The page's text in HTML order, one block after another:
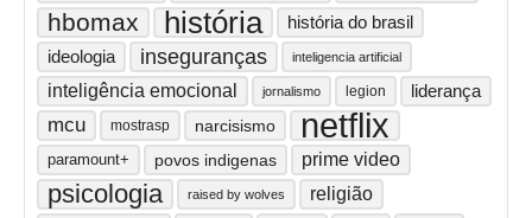
hbomax história história do brasil
ideologia inseguranças inteligencia artificial
inteligência emocional jornalismo legion liderança
mcu mostrasp narcisismo netflix
paramount+ povos indigenas prime video
psicologia raised by wolves religião